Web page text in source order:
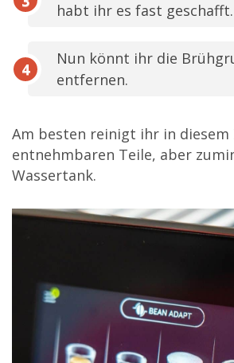
habt ihr es fast geschafft.
Nun könnt ihr die
entfernen.
Am besten reinigt ihr in diesem
entnehmbaren Teile, aber
Wassertank.